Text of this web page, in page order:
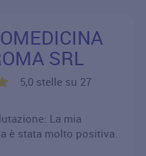
SRL
5,0 stelle su 27
La mia
è stata molto positiva.